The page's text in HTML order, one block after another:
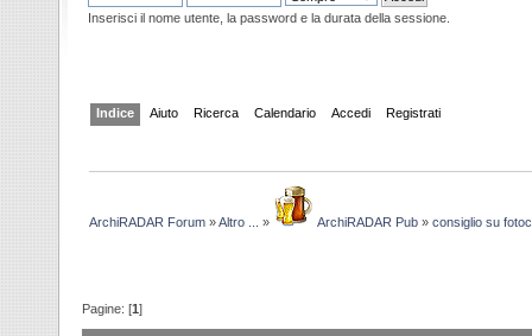
Inserisci il nome utente, la password e la durata della sessione.
Indice Aiuto Ricerca Calendario Accedi Registrati
ArchiRADAR Forum »Altro ... » ArchiRADAR Pub »consiglio su
Pagine: [1]